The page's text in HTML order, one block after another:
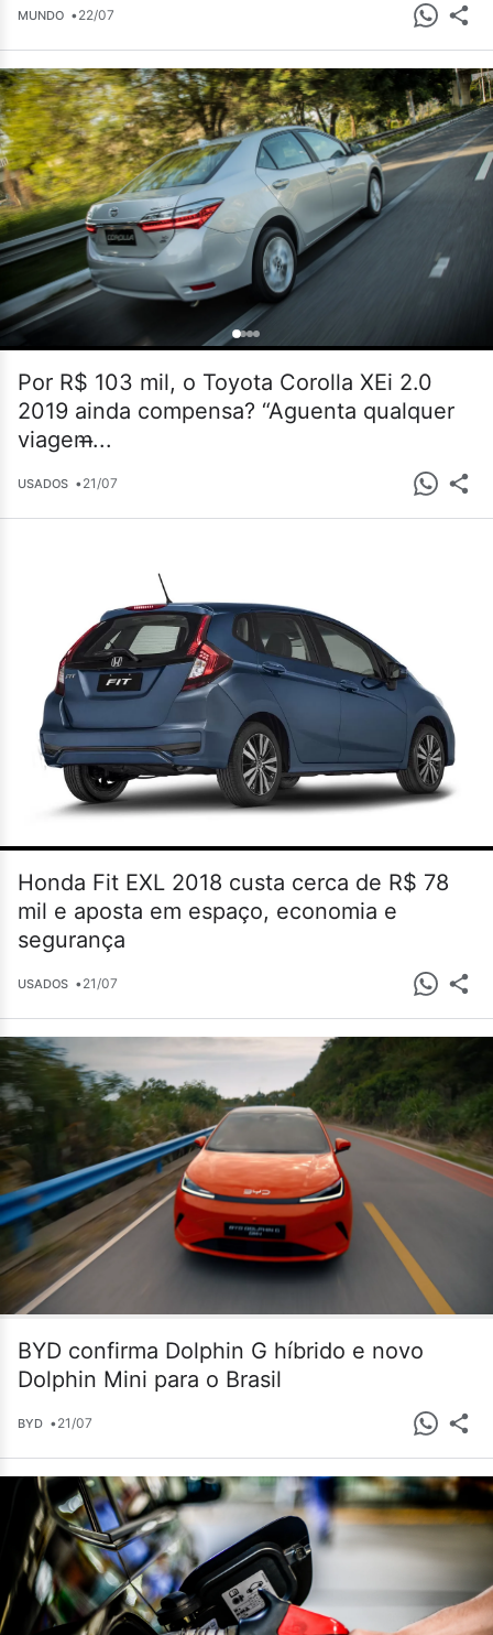
MUNDO •22/07
Por R$ 103 mil, o Toyota Corolla XEi 2.0
2019 ainda compensa? “Aguenta qualquer
viagem̶...
USADOS •21/07
Honda Fit EXL 2018 custa cerca de R$ 78
mil e aposta em espaço, economia e
segurança
USADOS •21/07
BYD confirma Dolphin G híbrido e novo
Dolphin Mini para o Brasil
BYD •21/07